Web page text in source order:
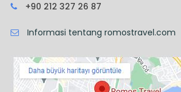
+90 212 327 26 87
Informasi tentang romostravel.com